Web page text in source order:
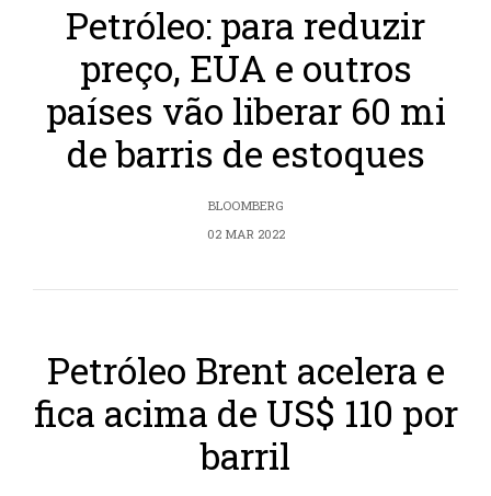
Petróleo: para reduzir
preço, EUA e outros
países vão liberar 60 mi
de barris de estoques
BLOOMBERG
02 MAR 2022
Petróleo Brent acelera e
fica acima de US$ 110 por
barril